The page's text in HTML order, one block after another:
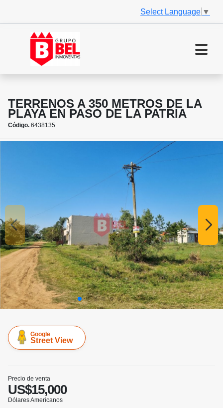
Select Language ▼
TERRENOS A 350 METROS DE LA
PLAYA EN PASO DE LA PATRIA
Código. 6438135
Google
Street View
Precio de venta
US$15,000
Dólares Americanos